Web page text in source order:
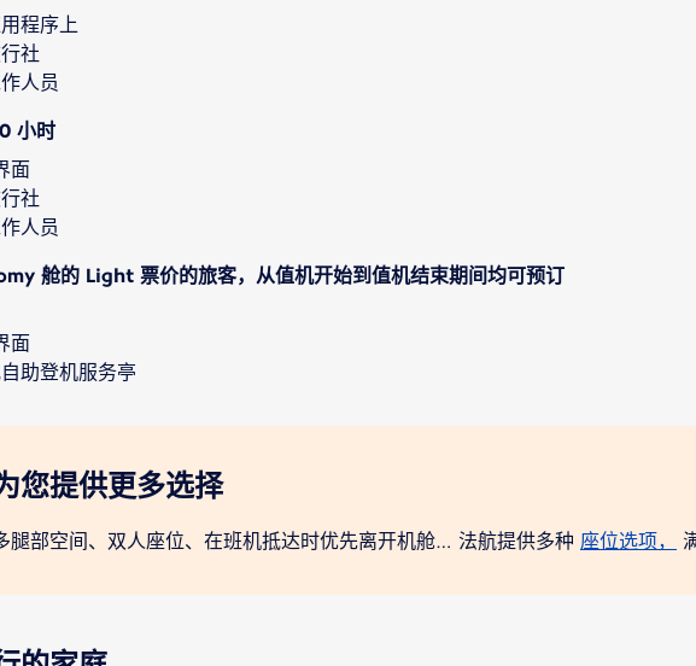
程序上
社
人员
小时
面
社
人员
舱的 Light 票价的旅客，从值机开始到值机结束期间均可预订
面
助登机服务亭
您提供更多选择
腿部空间、双人座位、在班机抵达时优先离开机舱… 法航提供多种 座位选项，